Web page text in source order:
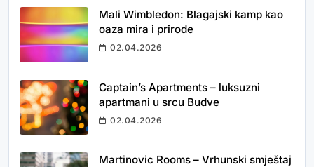
Mali Wimbledon: Blagajski kamp kao
oaza mira i prirode
02.04.2026
Captain’s Apartments – luksuzni
apartmani u srcu Budve
02.04.2026
Martinovic Rooms – Vrhunski smještaj